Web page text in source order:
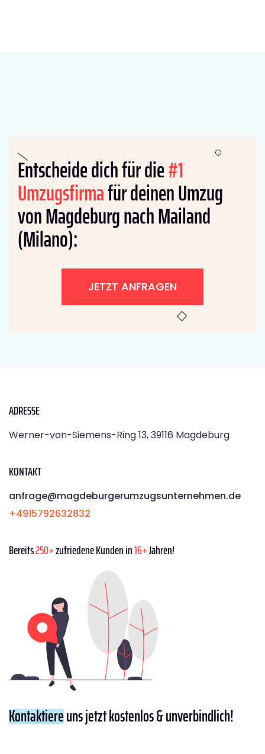
Entscheide dich für die#1
Umzugsfirmafür deinen Umzug
von Magdeburg nach Mailand
(Milano):
JETZT ANFRAGEN
ADRESSE
Werner-von-Siemens-Ring 13, 39116 Magdeburg
KONTAKT
anfrage@magdeburgerumzugsunternehmen.de
+4915792632832
Bereits250+zufriedene Kunden in16+Jahren!
Kontaktiereuns jetzt kostenlos & unverbindlich!